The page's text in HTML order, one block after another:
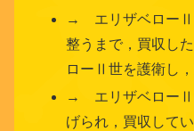
→ エリザベローⅡ
整うまで，買収し
ローⅡ世を護衛し
→ エリザベローⅡ
げられ，買収して